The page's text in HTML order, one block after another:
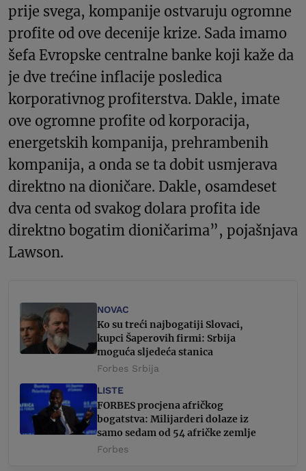
prije svega, kompanije ostvaruju ogromne
profite od ove decenije krize. Sada imamo
šefa Evropske centralne banke koji kaže da
je dve trećine inflacije posledica
korporativnog profiterstva. Dakle, imate
ove ogromne profite od korporacija,
energetskih kompanija, prehrambenih
kompanija, a onda se ta dobit usmjerava
direktno na dioničare. Dakle, osamdeset
dva centa od svakog dolara profita ide
direktno bogatim dioničarima”, pojašnjava
Lawson.
NOVAC
Ko su treći najbogatiji Slovaci,
kupci Šaperovih firmi: Srbija
moguća sljedeća stanica
Forbes Srbija
LISTE
FORBES procjena afričkog
bogatstva: Milijarderi dolaze iz
samo sedam od 54 afričke zemlje
Forbes